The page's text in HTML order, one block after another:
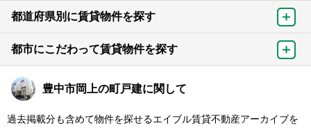
都道府県別に賃貸物件を探す
都市にこだわって賃貸物件を探す
豊中市岡上の町戸建に関して
過去掲載分も含めて物件を探せるエイブル賃貸不動産アーカイブを